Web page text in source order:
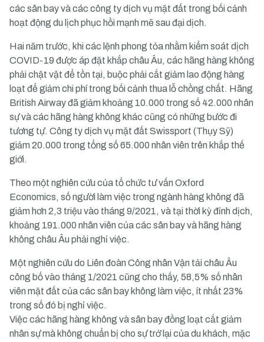
các sân bay và các công ty dịch vụ mặt đất trong bối cảnh
hoạt động du lịch phục hồi mạnh mẽ sau đại dịch.
Hai năm trước, khi các lệnh phong tỏa nhằm kiểm soát dịch
COVID-19 được áp đặt khắp châu Âu, các hãng hàng không
phải chật vật để tồn tại, buộc phải cắt giảm lao động hàng
loạt để giảm chi phí trong bối cảnh thua lỗ chồng chất. Hãng
British Airway đã giảm khoảng 10.000 trong số 42.000 nhân
sự và các hãng hàng không khác cũng có những bước đi
tương tự. Công ty dịch vụ mặt đất Swissport (Thụy Sỹ)
giảm 20.000 trong tổng số 65.000 nhân viên trên khắp thế
giới.
Theo một nghiên cứu của tổ chức tư vấn Oxford
Economics, số người làm việc trong ngành hàng không đã
giảm hơn 2,3 triệu vào tháng 9/2021, và tại thời kỳ đỉnh dịch,
khoảng 191.000 nhân viên của các sân bay và hãng hàng
không châu Âu phải nghỉ việc.
Một nghiên cứu do Liên đoàn Công nhân Vận tải châu Âu
công bố vào tháng 1/2021 cũng cho thấy, 58,5% số nhân
viên mặt đất của các sân bay không làm việc, ít nhất 23%
trong số đó bị nghỉ việc.
Việc các hãng hàng không và sân bay đồng loạt cắt giảm
nhân sự mà không chuẩn bị cho sự trở lại của du khách, mặc